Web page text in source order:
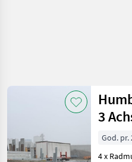
Kategorija 4 Država
TRENUTNA
STAZAPoništi
Prikaži 2
rezultata
3
mit
God. pr.
4 x